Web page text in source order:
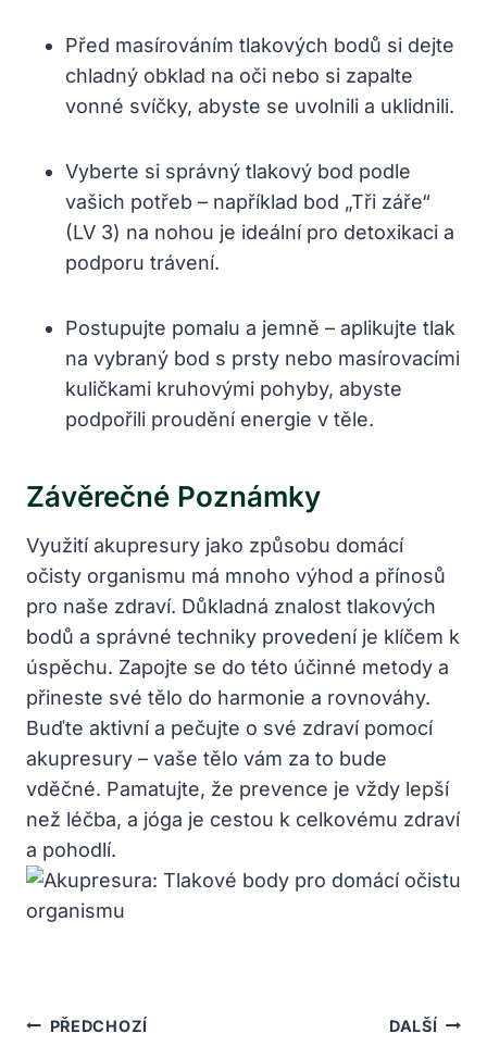
Před masírováním tlakových bodů si dejte
chladný obklad na oči nebo si zapalte
vonné svíčky, abyste se uvolnili a uklidnili.
Vyberte si správný tlakový bod podle
vašich potřeb – například bod „Tři záře“
(LV 3) na nohou je ideální pro detoxikaci a
podporu trávení.
Postupujte pomalu a jemně – aplikujte tlak
na vybraný bod s prsty nebo masírovacími
kuličkami kruhovými pohyby, abyste
podpořili proudění energie v těle.
Závěrečné Poznámky
Využití akupresury jako způsobu domácí
očisty organismu má mnoho výhod a přínosů
pro naše zdraví. Důkladná znalost tlakových
bodů a správné techniky provedení je klíčem k
úspěchu. Zapojte se do této účinné metody a
přineste své tělo do harmonie a rovnováhy.
Buďte aktivní a pečujte o své zdraví pomocí
akupresury – vaše tělo vám za to bude
vděčné. Pamatujte, že prevence je vždy lepší
než léčba, a jóga je cestou k celkovému zdraví
a pohodlí.
Navigace
PŘEDCHOZÍ DALŠÍ